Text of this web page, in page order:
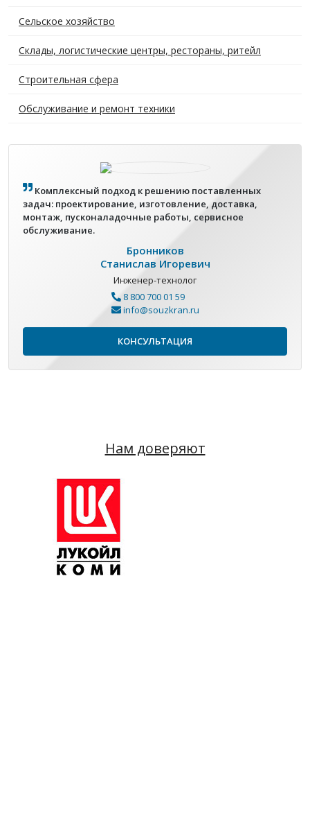
Сельское хозяйство
Склады, логистические центры, рестораны, ритейл
Строительная сфера
Обслуживание и ремонт техники
Комплексный подход к решению поставленных
задач: проектирование, изготовление, доставка,
монтаж, пусконаладочные работы, сервисное
обслуживание.
Бронников
Станислав Игоревич
Инженер-технолог
8 800 700 01 59
info@souzkran.ru
КОНСУЛЬТАЦИЯ
Нам доверяют